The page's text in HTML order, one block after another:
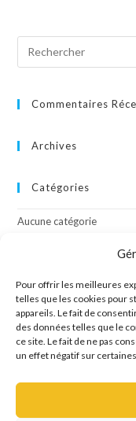
Pour offrir les meilleures
telles que les cookies pour
appareils. Le fait de
des données telles que le
ce site. Le fait de ne pas
un effet négatif sur
Commentaires
Archives
Catégories
Aucune catégorie
Connexion
Flux des publications
Flux des commentaires
Site de WordPress-FR